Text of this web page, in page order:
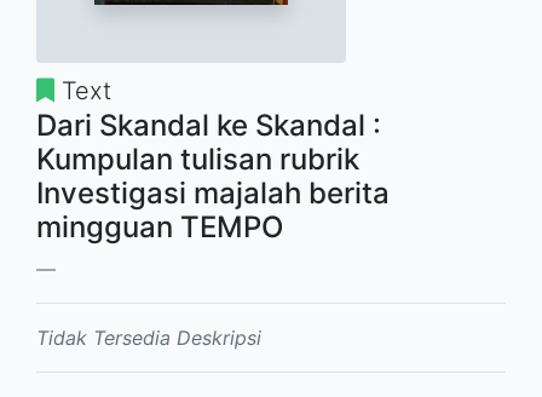
Text
Dari Skandal ke Skandal :
Kumpulan tulisan rubrik
Investigasi majalah berita
mingguan TEMPO
Tidak Tersedia Deskripsi